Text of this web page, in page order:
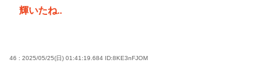
輝いたね..
46 : 2025/05/25(日) 01:41:19.684 ID:8KE3nFJOM